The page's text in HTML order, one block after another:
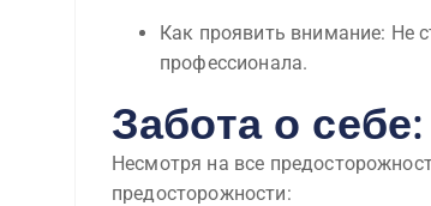
Как проявить внимание: Не
профессионала.
Забота о
Несмотря на все
предосторожности: